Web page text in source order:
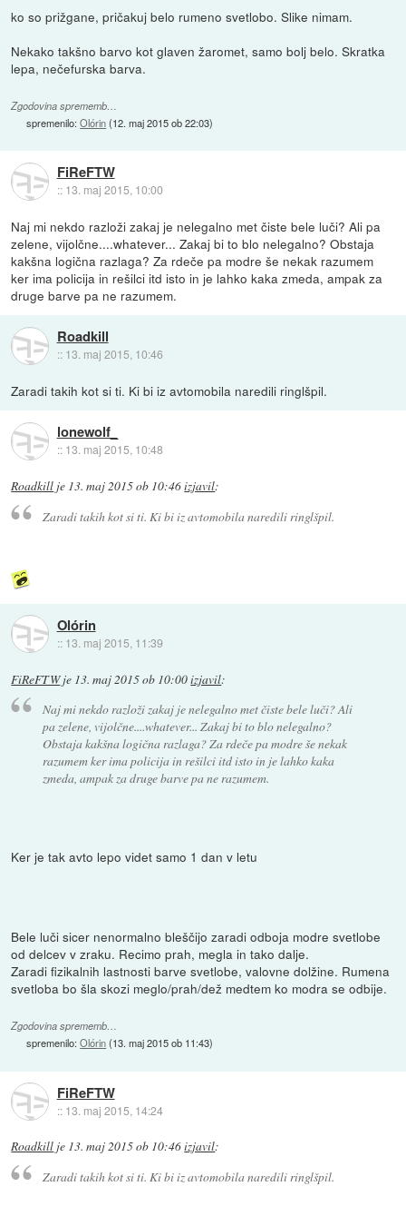
ko so prižgane, pričakuj belo rumeno svetlobo. Slike nimam.
Nekako takšno barvo kot glaven žaromet, samo bolj belo. Skratka
lepa, nečefurska barva.
Zgodovina sprememb…
spremenilo:Olórin(12. maj 2015 ob 22:03)
FiReFTW
:: 13. maj 2015, 10:00
Naj mi nekdo razloži zakaj je nelegalno met čiste bele luči? Ali pa
zelene, vijolčne....whatever... Zakaj bi to blo nelegalno? Obstaja
kakšna logična razlaga? Za rdeče pa modre še nekak razumem
ker ima policija in rešilci itd isto in je lahko kaka zmeda, ampak za
druge barve pa ne razumem.
Roadkill
:: 13. maj 2015, 10:46
Zaradi takih kot si ti. Ki bi iz avtomobila naredili ringlšpil.
lonewolf_
:: 13. maj 2015, 10:48
Roadkill je 13. maj 2015 ob 10:46izjavil:
Zaradi takih kot si ti. Ki bi iz avtomobila naredili ringlšpil.
Olórin
:: 13. maj 2015, 11:39
FiReFTWje 13. maj 2015 ob 10:00izjavil:
Naj mi nekdo razloži zakaj je nelegalno met čiste bele luči? Ali
pa zelene, vijolčne....whatever... Zakaj bi to blo nelegalno?
Obstaja kakšna logična razlaga? Za rdeče pa modre še nekak
razumem ker ima policija in rešilci itd isto in je lahko kaka
zmeda, ampak za druge barve pa ne razumem.
Ker je tak avto lepo videt samo 1 dan v letu
Bele luči sicer nenormalno bleščijo zaradi odboja modre svetlobe
od delcev v zraku. Recimo prah, megla in tako dalje.
Zaradi fizikalnih lastnosti barve svetlobe, valovne dolžine. Rumena
svetloba bo šla skozi meglo/prah/dež medtem ko modra se odbije.
Zgodovina sprememb…
spremenilo:Olórin(13. maj 2015 ob 11:43)
FiReFTW
:: 13. maj 2015, 14:24
Roadkill je 13. maj 2015 ob 10:46izjavil:
Zaradi takih kot si ti. Ki bi iz avtomobila naredili ringlšpil.